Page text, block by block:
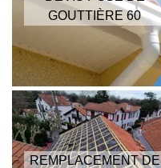
GOUTTIÈRE 60
REMPLACEMENT DE